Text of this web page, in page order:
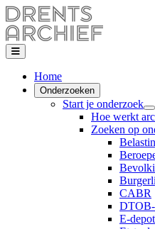
Home
Onderzoeken
Start je onderzoek
Hoe werkt
Zoeken op
CABR
DTOB-
E-